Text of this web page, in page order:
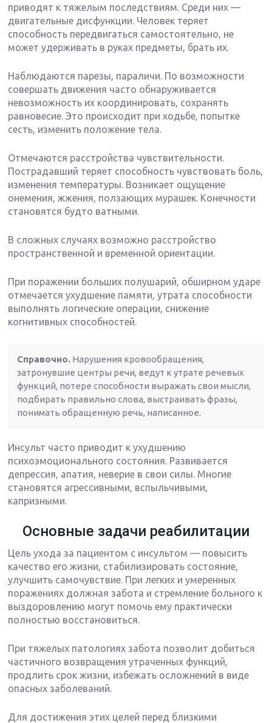
приводят к тяжелым последствиям. Среди них —
двигательные дисфункции. Человек теряет
способность передвигаться самостоятельно, не
может удерживать в руках предметы, брать их.
Наблюдаются парезы, параличи. По возможности
совершать движения часто обнаруживается
невозможность их координировать, сохранять
равновесие. Это происходит при ходьбе, попытке
сесть, изменить положение тела.
Отмечаются расстройства чувствительности.
Пострадавший теряет способность чувствовать боль,
изменения температуры. Возникает ощущение
онемения, жжения, ползающих мурашек. Конечности
становятся будто ватными.
В сложных случаях возможно расстройство
пространственной и временной ориентации.
При поражении больших полушарий, обширном ударе
отмечается ухудшение памяти, утрата способности
выполнять логические операции, снижение
когнитивных способностей.
Справочно. Нарушения кровообращения,
затронувшие центры речи, ведут к утрате речевых
функций, потере способности выражать свои мысли,
подбирать правильно слова, выстраивать фразы,
понимать обращенную речь, написанное.
Инсульт часто приводит к ухудшению
психоэмоционального состояния. Развивается
депрессия, апатия, неверие в свои силы. Многие
становятся агрессивными, вспыльчивыми,
капризными.
Основные задачи реабилитации
Цель ухода за пациентом с инсультом — повысить
качество его жизни, стабилизировать состояние,
улучшить самочувствие. При легких и умеренных
поражениях должная забота и стремление больного к
выздоровлению могут помочь ему практически
полностью восстановиться.
При тяжелых патологиях забота позволит добиться
частичного возвращения утраченных функций,
продлить срок жизни, избежать осложнений в виде
опасных заболеваний.
Для достижения этих целей перед близкими